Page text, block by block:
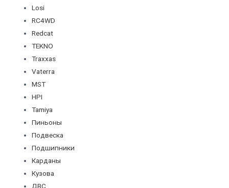
Losi
RC4WD
Redcat
TEKNO
Traxxas
Vaterra
MST
HPI
Tamiya
Пиньоны
Подвеска
Подшипники
Карданы
Кузова
ДВС